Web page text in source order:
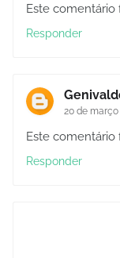
Este comentário
Responder
20 de março
Este comentário
Responder